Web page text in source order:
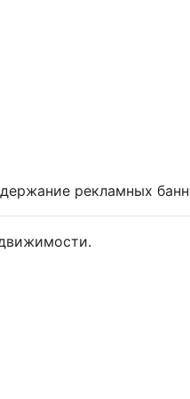
рекламных